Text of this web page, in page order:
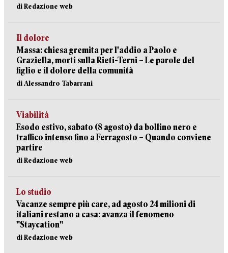
di Redazione web
Il dolore
Massa: chiesa gremita per l'addio a Paolo e
Graziella, morti sulla Rieti-Terni – Le parole del
figlio e il dolore della comunità
di Alessandro Tabarrani
Viabilità
Esodo estivo, sabato (8 agosto) da bollino nero e
traffico intenso fino a Ferragosto – Quando conviene
partire
di Redazione web
Lo studio
Vacanze sempre più care, ad agosto 24 milioni di
italiani restano a casa: avanza il fenomeno
"Staycation"
di Redazione web